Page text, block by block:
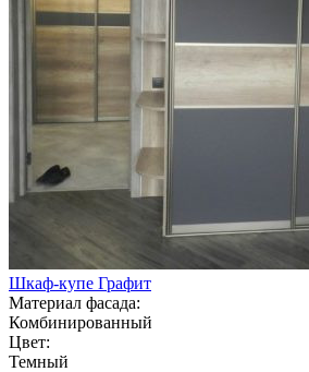
Шкаф-купе Графит
Материал фасада:
Комбинированный
Цвет:
Темный